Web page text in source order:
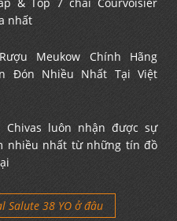
& Top 7 chai Courvoisier
nhất
Meukow Chính Hãng
Đón Nhiều Nhất Tại Việt
Chivas luôn nhận được sự
nhiều nhất từ những tín đồ
Salute 38 YO ở đâu